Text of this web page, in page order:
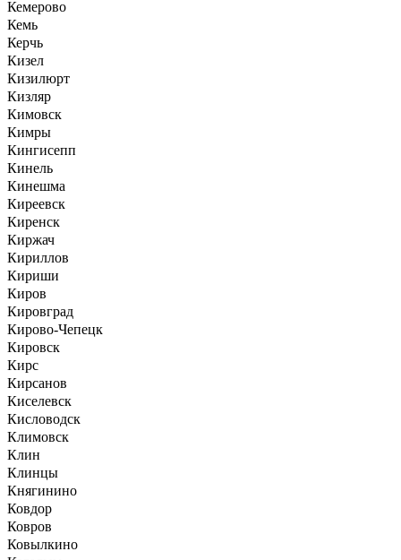
Кемерово
Кемь
Керчь
Кизел
Кизилюрт
Кизляр
Кимовск
Кимры
Кингисепп
Кинель
Кинешма
Киреевск
Киренск
Киржач
Кириллов
Кириши
Киров
Кировград
Кирово-Чепецк
Кировск
Кирс
Кирсанов
Киселевск
Кисловодск
Климовск
Клин
Клинцы
Княгинино
Ковдор
Ковров
Ковылкино